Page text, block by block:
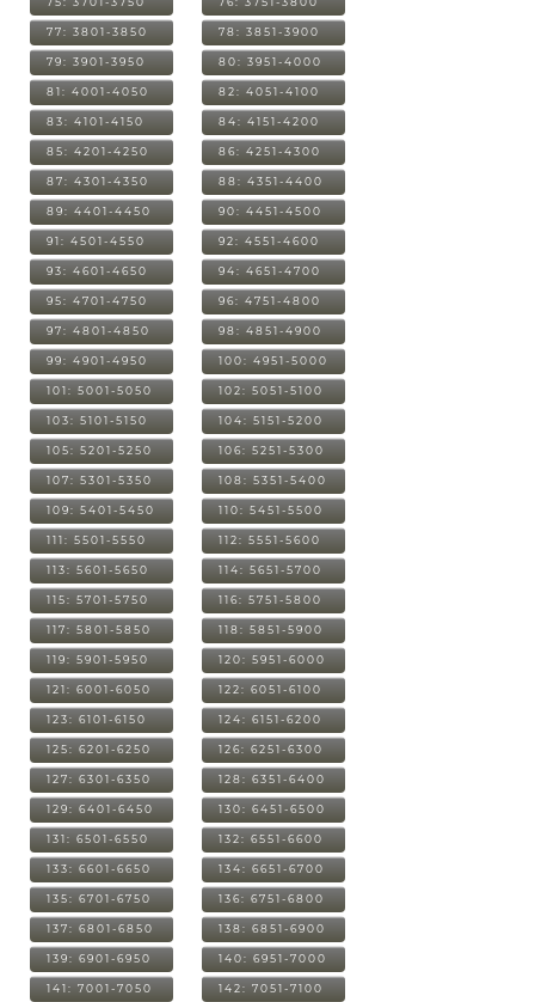
77: 3801-3850 78: 3851-3900
79: 3901-3950 80: 3951-4000
81: 4001-4050 82: 4051-4100
83: 4101-4150 84: 4151-4200
85: 4201-4250 86: 4251-4300
87: 4301-4350 88: 4351-4400
89: 4401-4450 90: 4451-4500
91: 4501-4550 92: 4551-4600
93: 4601-4650 94: 4651-4700
95: 4701-4750 96: 4751-4800
97: 4801-4850 98: 4851-4900
99: 4901-4950 100: 4951-5000
101: 5001-5050 102: 5051-5100
103: 5101-5150 104: 5151-5200
105: 5201-5250 106: 5251-5300
107: 5301-5350 108: 5351-5400
109: 5401-5450 110: 5451-5500
111: 5501-5550 112: 5551-5600
113: 5601-5650 114: 5651-5700
115: 5701-5750 116: 5751-5800
117: 5801-5850 118: 5851-5900
119: 5901-5950 120: 5951-6000
121: 6001-6050 122: 6051-6100
123: 6101-6150 124: 6151-6200
125: 6201-6250 126: 6251-6300
127: 6301-6350 128: 6351-6400
129: 6401-6450 130: 6451-6500
131: 6501-6550 132: 6551-6600
133: 6601-6650 134: 6651-6700
135: 6701-6750 136: 6751-6800
137: 6801-6850 138: 6851-6900
139: 6901-6950 140: 6951-7000
141: 7001-7050 142: 7051-7100